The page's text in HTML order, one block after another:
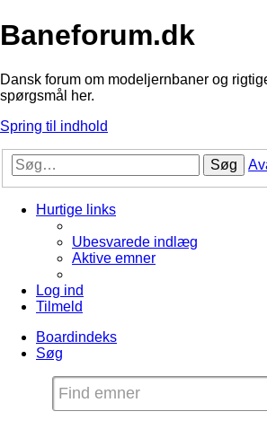
Baneforum.dk
Dansk forum om modeljernbaner og
spørgsmål her.
Spring til indhold
Søg
Hurtige links
Ubesvarede indlæg
Aktive emner
Log ind
Tilmeld
Boardindeks
Søg